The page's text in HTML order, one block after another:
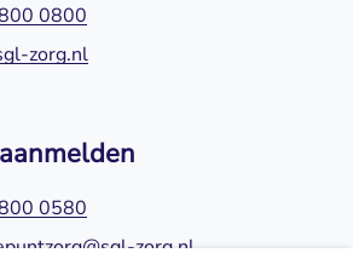
0800
zorg.nl
0580
zorg.nl